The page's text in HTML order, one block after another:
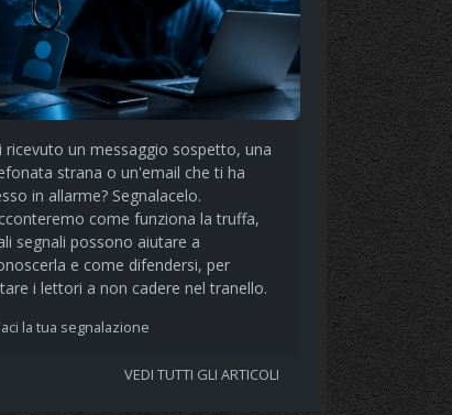
ricevuto un messaggio sospetto, una
strana o un'email che ti ha
in allarme? Segnalacelo.
come funziona la truffa,
segnali possono aiutare a
e come difendersi, per
i lettori a non cadere nel tranello.
la tua segnalazione
VEDI TUTTI GLI ARTICOLI